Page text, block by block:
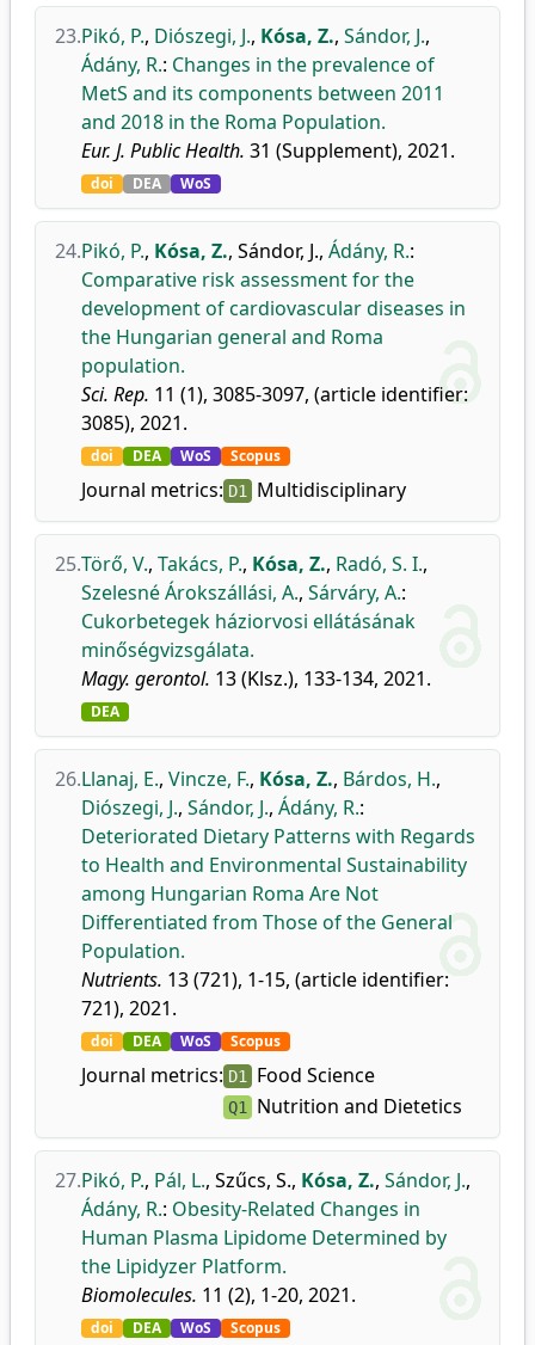
23.Pikó, P., Diószegi, J., Kósa, Z., Sándor, J.,
Ádány, R.: Changes in the prevalence of
MetS and its components between 2011
and 2018 in the Roma Population.
Eur. J. Public Health. 31 (Supplement), 2021.
doi DEA WoS
24.Pikó, P., Kósa, Z., Sándor, J., Ádány, R.:
Comparative risk assessment for the
development of cardiovascular diseases in
the Hungarian general and Roma
population.
Sci. Rep. 11 (1), 3085-3097, (article identifier:
3085), 2021.
doi DEA WoS Scopus
Journal metrics: D1 Multidisciplinary
25.Törő, V., Takács, P., Kósa, Z., Radó, S. I.,
Szelesné Árokszállási, A., Sárváry, A.:
Cukorbetegek háziorvosi ellátásának
minőségvizsgálata.
Magy. gerontol. 13 (Klsz.), 133-134, 2021.
DEA
26.Llanaj, E., Vincze, F., Kósa, Z., Bárdos, H.,
Diószegi, J., Sándor, J., Ádány, R.:
Deteriorated Dietary Patterns with Regards
to Health and Environmental Sustainability
among Hungarian Roma Are Not
Differentiated from Those of the General
Population.
Nutrients. 13 (721), 1-15, (article identifier:
721), 2021.
doi DEA WoS Scopus
Journal metrics: D1 Food Science
Q1 Nutrition and Dietetics
27.Pikó, P., Pál, L., Szűcs, S., Kósa, Z., Sándor, J.,
Ádány, R.: Obesity-Related Changes in
Human Plasma Lipidome Determined by
the Lipidyzer Platform.
Biomolecules. 11 (2), 1-20, 2021.
doi DEA WoS Scopus